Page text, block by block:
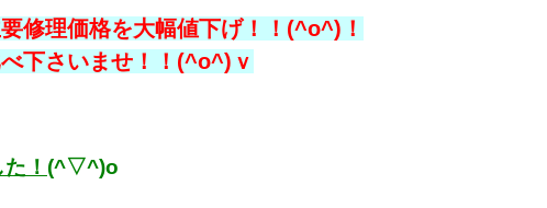
修理価格を大幅値下げ！！(^o^)！
下さいませ！！(^o^)ｖ
！ (^▽^)o